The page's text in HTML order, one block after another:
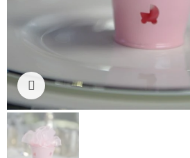
Cliquez pour agrandir